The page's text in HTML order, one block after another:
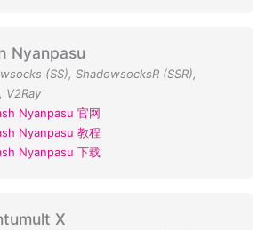
Nyanpasu
(SS), ShadowsocksR (SSR),
, V2Ray
Nyanpasu 官网
Nyanpasu 教程
Nyanpasu 下载
X